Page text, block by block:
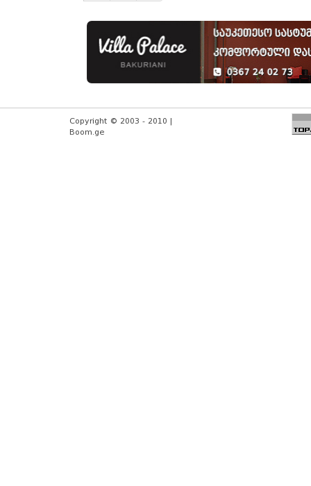
Copyright © 2003 - 2010 |
Boom.ge